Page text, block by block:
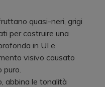
quasi-neri, grigi
per costruire una
in UI e
visivo causato
abbina le tonalità